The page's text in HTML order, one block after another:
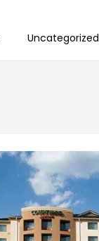
Uncategorized